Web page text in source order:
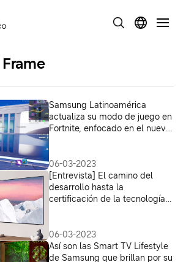
Samsung Latinoamérica
actualiza su modo de juego en
Fortnite, enfocado en el nuevo
06-03-2023
[Entrevista] El camino del
desarrollo hasta la
certificación de la tecnología
pionera en el sector
06-03-2023
Así son las Smart TV Lifestyle
de Samsung que brillan por su